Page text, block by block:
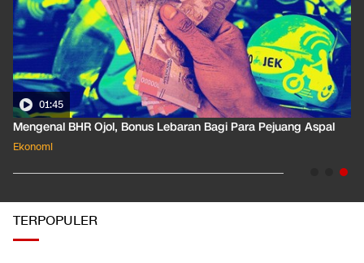
01:35
Pahami Dampak Kenaikan Suku Bunga Acuan ke Cicilan KPR
Ekonomi
TERPOPULER